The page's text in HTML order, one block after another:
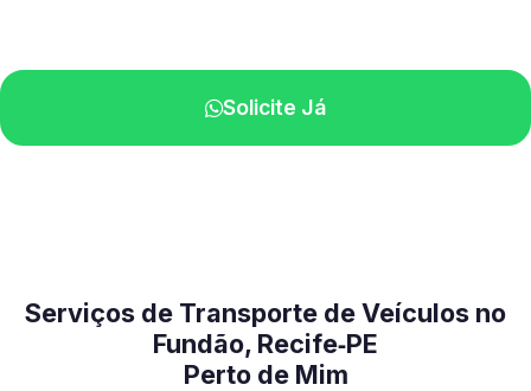
Solicite Já
Serviços de Transporte de Veículos no
Fundão, Recife‑PE
Perto de Mim